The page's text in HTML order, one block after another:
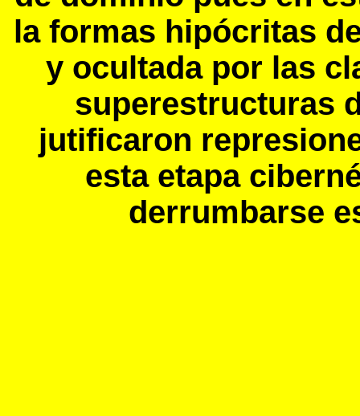
la formas hipócritas
y ocultada por las
superestructuras
jutificaron
esta etapa
derrumbarse